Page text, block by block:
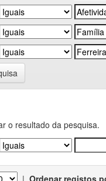
o resultado da pesquisa.
| Ordenar registos